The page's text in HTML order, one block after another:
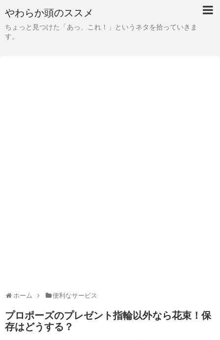
やわらか頭のススメ
ちょっと見つけた「あっ、これ！」というネタを拾っていきま
す。
ホーム 便利なサービス
プロポーズのプレゼント指輪以外なら花束！保
存はどうする？